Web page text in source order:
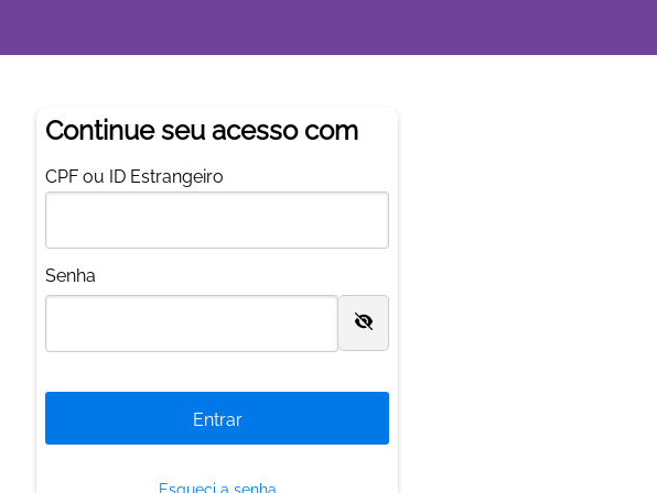
Continue seu acesso com
CPF ou ID Estrangeiro
Senha
Esqueci a senha